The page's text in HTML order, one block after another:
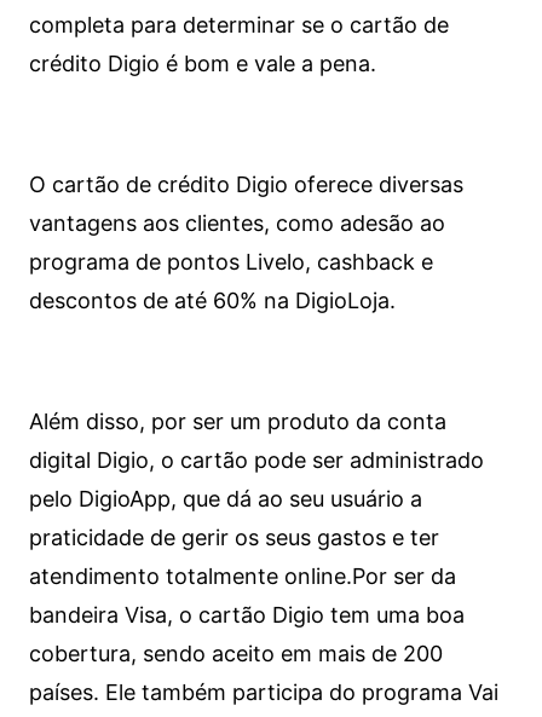
completa para determinar se o cartão de
crédito Digio é bom e vale a pena.
O cartão de crédito Digio oferece diversas
vantagens aos clientes, como adesão ao
programa de pontos Livelo, cashback e
descontos de até 60% na DigioLoja.
Além disso, por ser um produto da conta
digital Digio, o cartão pode ser administrado
pelo DigioApp, que dá ao seu usuário a
praticidade de gerir os seus gastos e ter
atendimento totalmente online.Por ser da
bandeira Visa, o cartão Digio tem uma boa
cobertura, sendo aceito em mais de 200
países. Ele também participa do programa Vai